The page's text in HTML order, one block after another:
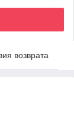
возврата